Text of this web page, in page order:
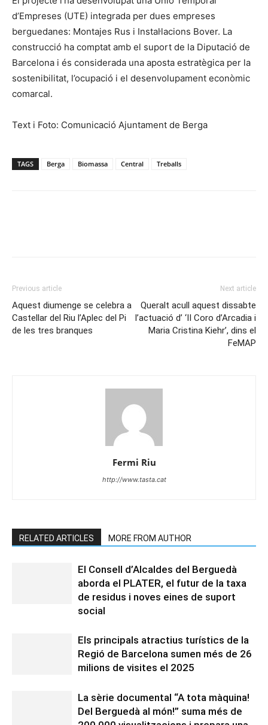
d’Empreses (UTE) integrada per dues empreses
berguedanes: Montajes Rus i Instal·lacions Bover. La
construcció ha comptat amb el suport de la Diputació de
Barcelona i és considerada una aposta estratègica per la
sostenibilitat, l’ocupació i el desenvolupament econòmic
comarcal.
Text i Foto: Comunicació Ajuntament de Berga
TAGS Berga Biomassa Central Treballs
Previous article
Aquest diumenge se celebra a
Castellar del Riu l’Aplec del Pi
de les tres branques
Next article
Queralt acull aquest dissabte
l’actuació d’ ‘II Coro d’Arcadia i
Maria Cristina Kiehr’, dins el
FeMAP
Fermi Riu
http://www.tasta.cat
RELATED ARTICLES MORE FROM AUTHOR
El Consell d’Alcaldes del Berguedà
aborda el PLATER, el futur de la taxa
de residus i noves eines de suport
social
Els principals atractius turístics de la
Regió de Barcelona sumen més de 26
milions de visites el 2025
La sèrie documental “A tota màquina!
Del Berguedà al món!” suma més de